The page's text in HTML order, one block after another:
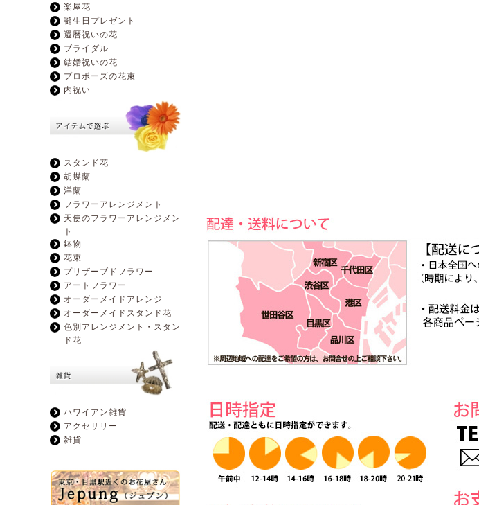
楽屋花
誕生日プレゼント
還暦祝いの花
ブライダル
結婚祝いの花
プロポーズの花束
内祝い
スタンド花
胡蝶蘭
洋蘭
フラワーアレンジメント
天使のフラワーアレンジメン
ト
鉢物
花束
プリザーブドフラワー
アートフラワー
オーダーメイドアレンジ
オーダーメイドスタンド花
色別アレンジメント・スタン
ド花
ハワイアン雑貨
アクセサリー
雑貨